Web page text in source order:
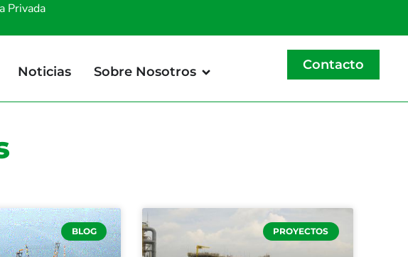
Privada
Noticias Sobre Nosotros Contacto
BLOG PROYECTOS